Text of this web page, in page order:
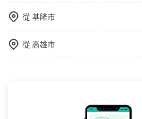
從基隆市
從 高雄市